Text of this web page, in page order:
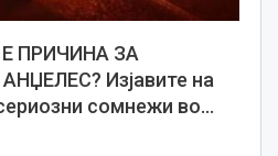
ПРИЧИНА ЗА
Изјавите на
сомнежи во…